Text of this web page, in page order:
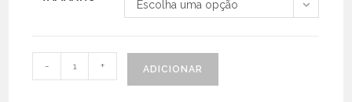
Escolha uma opção
de
- + ADICIONAR